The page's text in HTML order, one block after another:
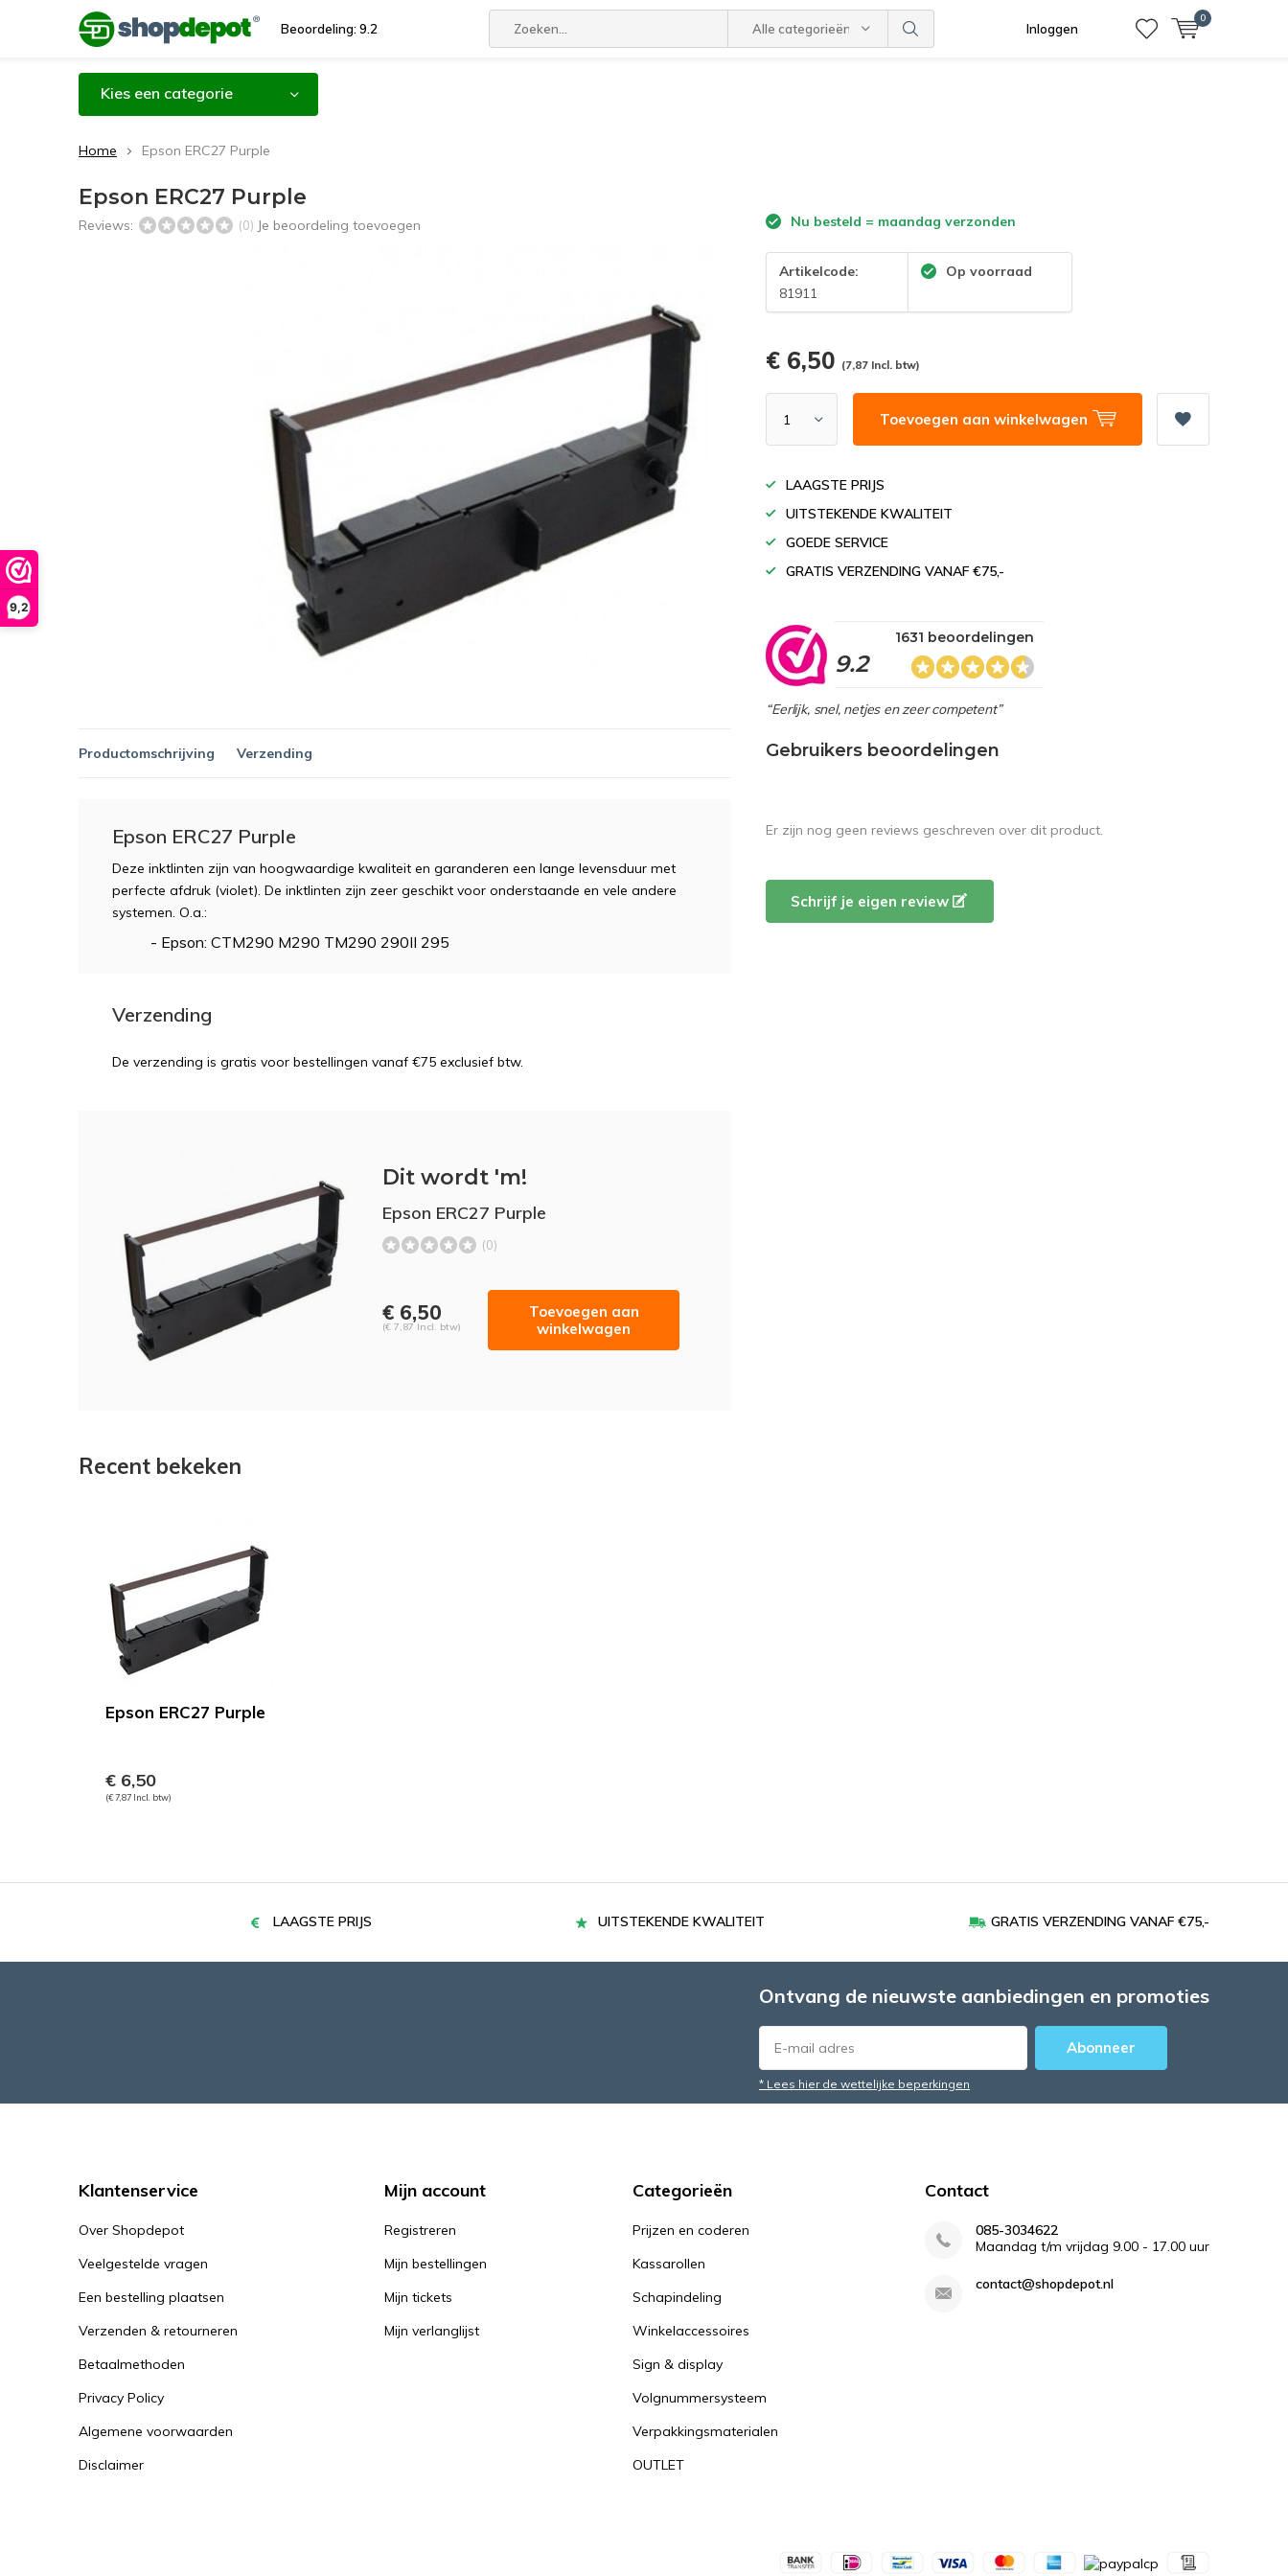
9,2
Beoordeling: 9.2 Alle categorieën Inloggen
0
Kies een categorie
Home Epson ERC27 Purple
Epson ERC27 Purple
Reviews: (0) Je beoordeling toevoegen Nu besteld = maandag verzonden
Artikelcode:
81911
Op voorraad
€ 6,50 (7,87 Incl. btw)
Toevoegen aan winkelwagen
LAAGSTE PRIJS
UITSTEKENDE KWALITEIT
GOEDE SERVICE
GRATIS VERZENDING VANAF €75,-
9.2
1631 beoordelingen
“Eerlijk, snel, netjes en zeer competent”
Productomschrijving Verzending
Epson ERC27 Purple
Deze inktlinten zijn van hoogwaardige kwaliteit en garanderen een lange levensduur met
perfecte afdruk (violet). De inktlinten zijn zeer geschikt voor onderstaande en vele andere
systemen. O.a.:
- Epson: CTM290 M290 TM290 290II 295
Verzending
De verzending is gratis voor bestellingen vanaf €75 exclusief btw.
Dit wordt 'm!
Epson ERC27 Purple
(0)
€ 6,50
(€ 7,87 Incl. btw)
Toevoegen aan
winkelwagen
Gebruikers beoordelingen
Er zijn nog geen reviews geschreven over dit product.
Schrijf je eigen review
Recent bekeken
Epson ERC27 Purple
€ 6,50
(€ 7,87 Incl. btw)
LAAGSTE PRIJS UITSTEKENDE KWALITEIT GRATIS VERZENDING VANAF €75,-
Ontvang de nieuwste aanbiedingen en promoties
Abonneer
* Lees hier de wettelijke beperkingen
Klantenservice
Over Shopdepot
Veelgestelde vragen
Een bestelling plaatsen
Verzenden & retourneren
Betaalmethoden
Privacy Policy
Algemene voorwaarden
Disclaimer
Mijn account
Registreren
Mijn bestellingen
Mijn tickets
Mijn verlanglijst
Categorieën
Prijzen en coderen
Kassarollen
Schapindeling
Winkelaccessoires
Sign & display
Volgnummersysteem
Verpakkingsmaterialen
OUTLET
Contact
085-3034622
Maandag t/m vrijdag 9.00 - 17.00 uur
contact@shopdepot.nl